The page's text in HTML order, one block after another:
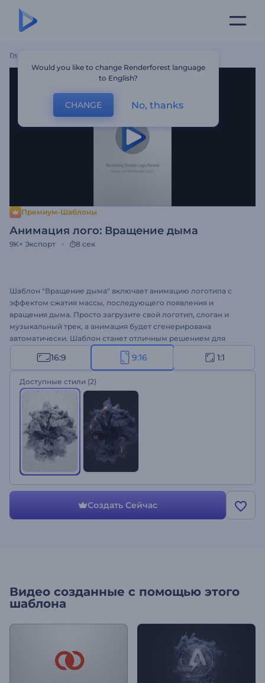
Главная
Премиум-Шаблоны
Анимация лого: Вращение дыма
9K+ Экспорт 8 сек
Шаблон "Вращение дыма" включает анимацию логотипа с
эффектом сжатия массы, последующего появления и
вращения дыма. Просто загрузите свой логотип, слоган и
музыкальный трек, а анимация будет сгенерирована
автоматически. Шаблон станет отличным решением для
оформления YouTube-канала, заставок, кинематографиченых
проектов и многого другого.
16:9 9:16 1:1
Доступные стили (2)
Создать Сейчас
Видео созданные с помощью этого
шаблона
Would you like to change Renderforest language
to English?
CHANGE No, thanks